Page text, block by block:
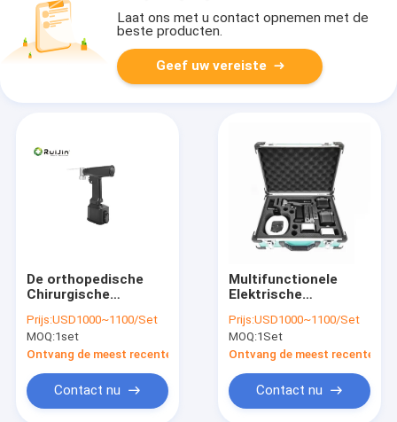
Laat ons met u contact opnemen met de
beste producten.
Geef uw vereiste
De orthopedische
Chirurgische
Oscillerende
Hulpmiddelen van de
Zaag Medische
Macht
Prijs:USD1000~1100/Set
MOQ:1set
Ontvang de meest recente Prijs
Contact nu
Multifunctionele
Elektrische
voor Handbeen S-
1011
Prijs:USD1000~1100/Set
MOQ:1Set
Ontvang de meest recente
Contact nu